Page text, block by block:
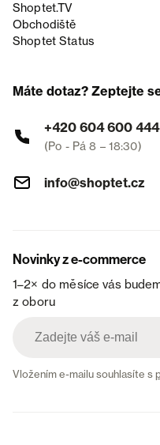
Shoptet.TV
Obchodiště
Shoptet Status
Máte dotaz? Zeptejte
+420 604 600 444
(Po - Pá 8 – 18:30)
info@shoptet.cz
Novinky z e-commerce
1–2× do měsíce vás
z oboru
Vložením e-mailu souhlasíte s